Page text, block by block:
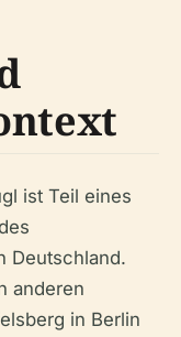
ist Teil eines
Deutschland.
anderen
in Berlin